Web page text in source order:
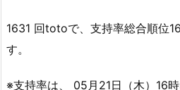
1631 回totoで、支持率総合順位
す。
※支持率は、 05月21日（木）16